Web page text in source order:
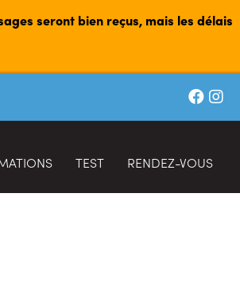
seront bien reçus, mais les délais
TEST RENDEZ-VOUS